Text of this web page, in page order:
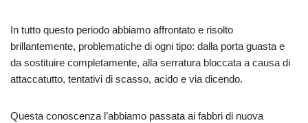
In tutto questo periodo abbiamo affrontato e risolto
brillantemente, problematiche di ogni tipo: dalla porta guasta e
da sostituire completamente, alla serratura bloccata a causa di
attaccatutto, tentativi di scasso, acido e via dicendo.
Questa conoscenza l’abbiamo passata ai fabbri di nuova